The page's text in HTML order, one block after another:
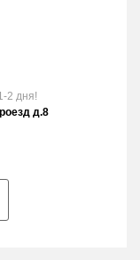
2 дня!
д.8